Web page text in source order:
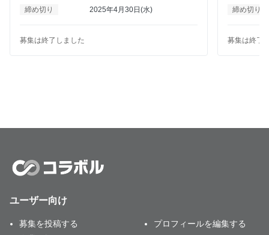
ことで簡単に一斉配信やトランザクションメールを配
ターゲットがエンジニア･情シスの企業さまがいらっし
締め切り
2025年4月30日(水)
募集は終了しました
ではオーナ
か提供商材
締め切り
募集は終了
ユーザー向け
募集を投稿する
プロフィールを編集する